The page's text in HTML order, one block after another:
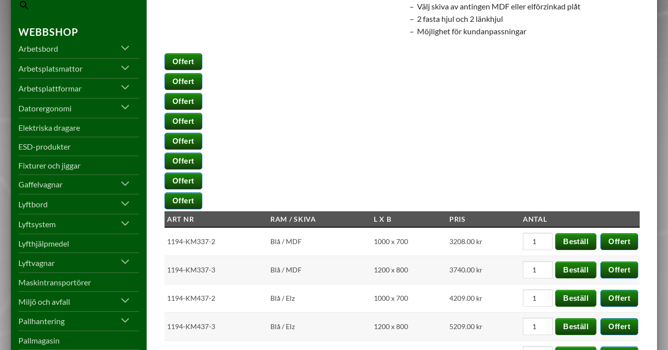
WEBBSHOP
Arbetsbord
Arbetsplatsmattor
Arbetsplattformar
Datorergonomi
Elektriska dragare
ESD-produkter
Fixturer och jiggar
Gaffelvagnar
Lyftbord
Lyftsystem
Lyfthjälpmedel
Lyftvagnar
Maskintransportörer
Miljö och avfall
Pallhantering
Pallmagasin
– Välj skiva av antingen MDF eller elförzinkad plåt
– 2 fasta hjul och 2 länkhjul
– Möjlighet för kundanpassningar
Offert
Offert
Offert
Offert
Offert
Offert
Offert
Offert
ART NR RAM / SKIVA L X B PRIS ANTAL
1194-KM337-2 Blå / MDF 1000 x 700 3208.00 kr Beställ Offert
1194-KM337-3 Blå / MDF 1200 x 800 3740.00 kr Beställ Offert
1194-KM437-2 Blå / Elz 1000 x 700 4209.00 kr Beställ Offert
1194-KM437-3 Blå / Elz 1200 x 800 5209.00 kr Beställ Offert